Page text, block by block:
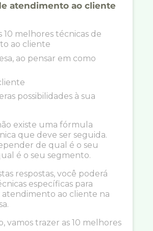
atendimento ao cliente
10 melhores técnicas de
ao cliente
ao pensar em como
possibilidades à sua
existe uma fórmula
que deve ser seguida.
de qual é o seu
é o seu segmento.
respostas, você poderá
específicas para
atendimento ao cliente na
vamos trazer as 10 melhores